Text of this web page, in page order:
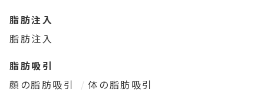
脂肪注入
脂肪注入
脂肪吸引
顔の脂肪吸引
体の脂肪吸引